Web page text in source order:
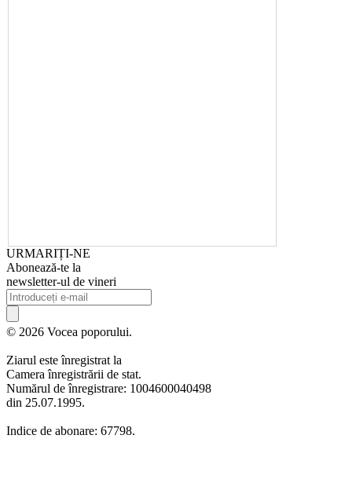
URMARIȚI-NE
Abonează-te la
newsletter-ul de vineri
© 2026 Vocea poporului.
Ziarul este înregistrat la
Camera înregistrării de stat.
Numărul de înregistrare: 1004600040498
din 25.07.1995.
Indice de abonare: 67798.